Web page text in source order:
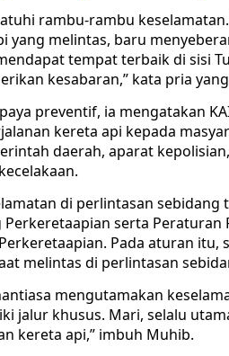
rambu-rambu
yang melintas, baru
tempat terbaik di sisi
kesabaran,” kata pria
preventif, ia mengatakan
kereta api kepada
daerah, aparat
di perlintasan
serta
Pada aturan itu,
melintas di perlintasan
mengutamakan
jalur khusus. Mari, selalu
kereta api,” imbuh Muhib.